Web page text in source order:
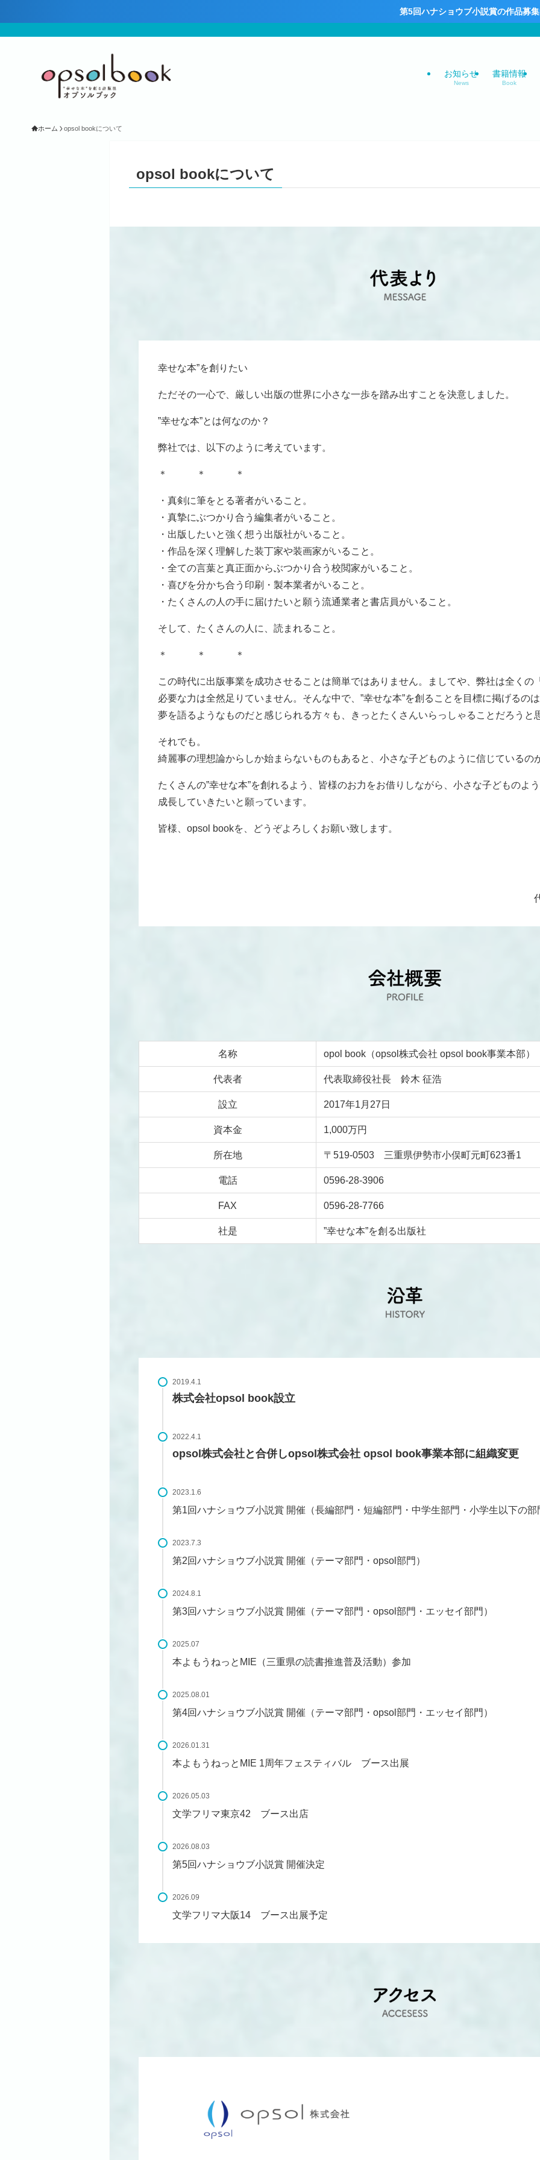
第5回ハナショウブ小説賞の作品募集中！皆さまのご
お知らせ
News
書籍情報
Book
ホーム opsol bookについて
opsol bookについて
幸せな本”を創りたい
ただその一心で、厳しい出版の世界に小さな一歩を踏み出すことを決意しました。
”幸せな本”とは何なのか？
弊社では、以下のように考えています。
＊ ＊ ＊
・真剣に筆をとる著者がいること。
・真摯にぶつかり合う編集者がいること。
・出版したいと強く想う出版社がいること。
・作品を深く理解した装丁家や装画家がいること。
・全ての言葉と真正面からぶつかり合う校閲家がいること。
・喜びを分かち合う印刷・製本業者がいること。
・たくさんの人の手に届けたいと願う流通業者と書店員がいること。
そして、たくさんの人に、読まれること。
＊ ＊ ＊
この時代に出版事業を成功させることは簡単ではありません。ましてや、弊社は全くの
必要な力は全然足りていません。そんな中で、”幸せな本”を創ることを目標に掲げるの
夢を語るようなものだと感じられる方々も、きっとたくさんいらっしゃることだろうと
それでも。
綺麗事の理想論からしか始まらないものもあると、小さな子どものように信じているの
たくさんの”幸せな本”を創れるよう、皆様のお力をお借りしながら、小さな子どものよ
成長していきたいと願っています。
皆様、opsol bookを、どうぞよろしくお願い致します。
名称 opol book（opsol株式会社 opsol book事業本部）
代表者 代表取締役社長 鈴木 征浩
設立 2017年1月27日
資本金 1,000万円
所在地 〒519-0503 三重県伊勢市小俣町元町623番1
電話 0596-28-3906
FAX 0596-28-7766
社是 ”幸せな本”を創る出版社
2019.4.1
株式会社opsol book設立
2022.4.1
opsol株式会社と合併しopsol株式会社 opsol book事業本部に組織変更
2023.1.6
第1回ハナショウブ小説賞 開催（長編部門・短編部門・中学生部門・小学生以下の部
2023.7.3
第2回ハナショウブ小説賞 開催（テーマ部門・opsol部門）
2024.8.1
第3回ハナショウブ小説賞 開催（テーマ部門・opsol部門・エッセイ部門）
2025.07
本よもうねっとMIE（三重県の読書推進普及活動）参加
2025.08.01
第4回ハナショウブ小説賞 開催（テーマ部門・opsol部門・エッセイ部門）
2026.01.31
本よもうねっとMIE 1周年フェスティバル ブース出展
2026.05.03
文学フリマ東京42 ブース出店
2026.08.03
第5回ハナショウブ小説賞 開催決定
2026.09
文学フリマ大阪14 ブース出展予定